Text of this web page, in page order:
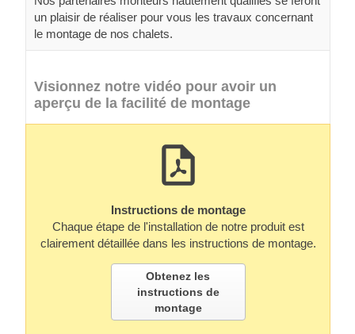
un plaisir de réaliser pour vous les travaux concernant
le montage de nos chalets.
Visionnez notre vidéo pour avoir un
aperçu de la facilité de montage
Instructions de montage
Chaque étape de l'installation de notre produit est
clairement détaillée dans les instructions de montage.
Obtenez les
instructions de
montage